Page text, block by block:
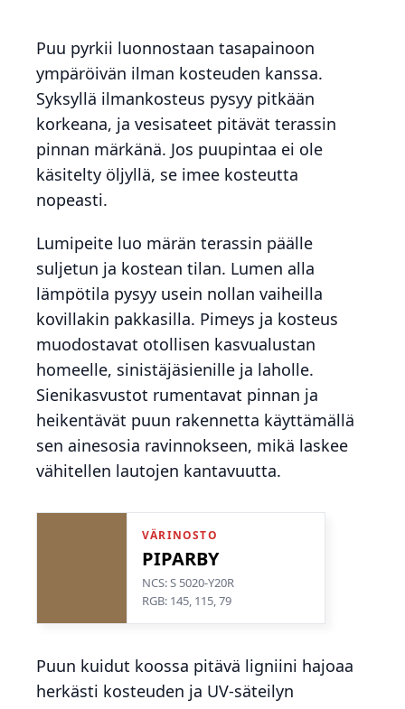
Puu pyrkii luonnostaan tasapainoon
ympäröivän ilman kosteuden kanssa.
Syksyllä ilmankosteus pysyy pitkään
korkeana, ja vesisateet pitävät terassin
pinnan märkänä. Jos puupintaa ei ole
käsitelty öljyllä, se imee kosteutta
nopeasti.
Lumipeite luo märän terassin päälle
suljetun ja kostean tilan. Lumen alla
lämpötila pysyy usein nollan vaiheilla
kovillakin pakkasilla. Pimeys ja kosteus
muodostavat otollisen kasvualustan
homeelle, sinistäjäsienille ja laholle.
Sienikasvustot rumentavat pinnan ja
heikentävät puun rakennetta käyttämällä
sen ainesosia ravinnokseen, mikä laskee
vähitellen lautojen kantavuutta.
VÄRINOSTO
PIPARBY
NCS: S 5020-Y20R
RGB: 145, 115, 79
Puun kuidut koossa pitävä ligniini hajoaa
herkästi kosteuden ja UV-säteilyn